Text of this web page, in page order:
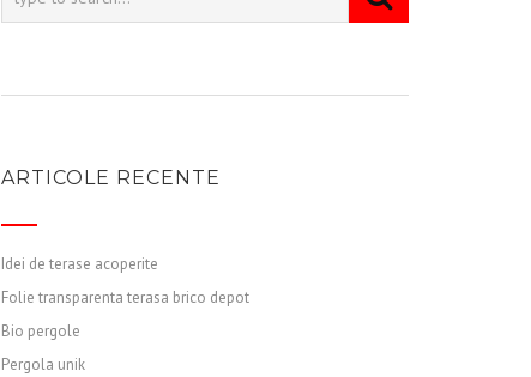
ARTICOLE RECENTE
Idei de terase acoperite
Folie transparenta terasa brico depot
Bio pergole
Pergola unik